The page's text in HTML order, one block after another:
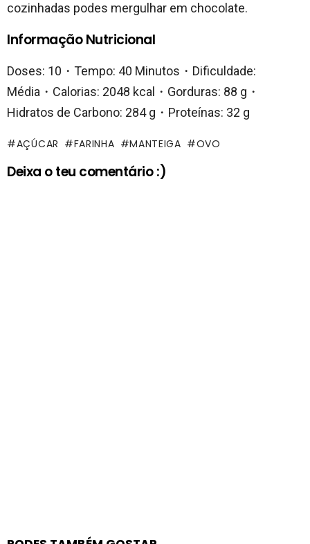
cozinhadas podes mergulhar em chocolate.
Informação Nutricional
Doses: 10・Tempo: 40 Minutos・Dificuldade:
Média・Calorias: 2048 kcal・Gorduras: 88 g・
Hidratos de Carbono: 284 g・Proteínas: 32 g
AÇÚCAR FARINHA MANTEIGA OVO
Deixa o teu comentário :)